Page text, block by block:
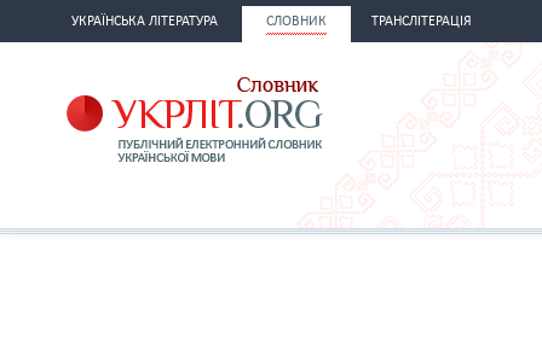
УКРАЇНСЬКА ЛІТЕРАТУРА СЛОВНИК ТРАНСЛІТЕРАЦІЯ